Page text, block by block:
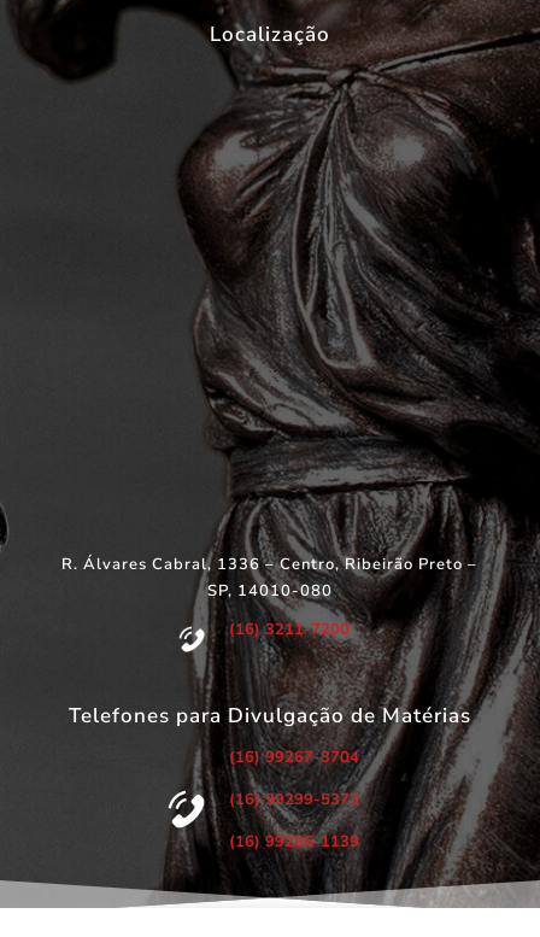
Localização
R. Álvares Cabral, 1336 – Centro, Ribeirão Preto –
SP, 14010-080
(16) 3211-7200
Telefones para Divulgação de Matérias
(16) 99267-3704
(16) 99299-5373
(16) 99286-1139